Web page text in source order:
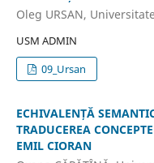
Oleg URSAN,
USM ADMIN
09_Ursan
ECHIVALENȚĂ
TRADUCEREA
EMIL CIORAN